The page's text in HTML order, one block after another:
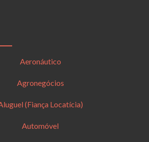
Aeronáutico
Agronegócios
(Fiança Locatícia)
Automóvel